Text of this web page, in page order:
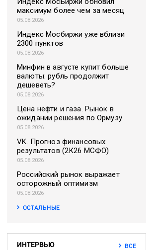
максимум более чем за месяц
05.08.2026
Индекс Мосбиржи уже вблизи
2300 пунктов
05.08.2026
Минфин в августе купит больше
валюты: рубль продолжит
дешеветь?
05.08.2026
Цена нефти и газа. Рынок в
ожидании решения по Ормузу
05.08.2026
VK. Прогноз финансовых
результатов (2К26 МСФО)
05.08.2026
Российский рынок выражает
осторожный оптимизм
05.08.2026
ОСТАЛЬНЫЕ
ИНТЕРВЬЮ ВСЕ